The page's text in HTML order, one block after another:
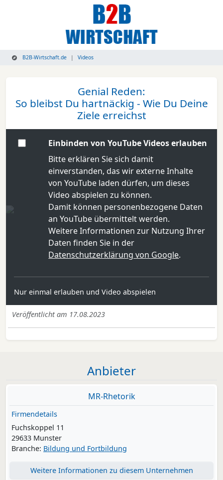
B2B-Wirtschaft.de Videos
Genial Reden:
So bleibst Du hartnäckig - Wie Du Deine
Ziele erreichst
Einbinden von YouTube Videos erlauben
Bitte erklären Sie sich damit
einverstanden, das wir externe Inhalte
von YouTube laden dürfen, um dieses
Video abspielen zu können.
Damit können personenbezogene Daten
an YouTube übermittelt werden.
Weitere Informationen zur Nutzung Ihrer
Daten finden Sie in der
Datenschutzerklärung von Google.
Nur einmal erlauben und Video abspielen
Veröffentlicht am 17.08.2023
Anbieter
MR-Rhetorik
Firmendetails
Fuchskoppel 11
29633 Munster
Branche: Bildung und Fortbildung
Weitere Informationen zu diesem Unternehmen